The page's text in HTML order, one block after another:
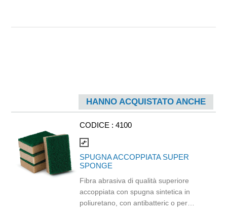
HANNO ACQUISTATO ANCHE
CODICE : 4100
compare_arrows
SPUGNA ACCOPPIATA SUPER
SPONGE
Fibra abrasiva di qualità superiore
accoppiata con spugna sintetica in
poliuretano, con antibatteric o per